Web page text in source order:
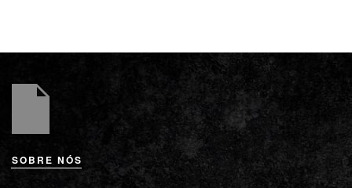
SOBRE NÓS